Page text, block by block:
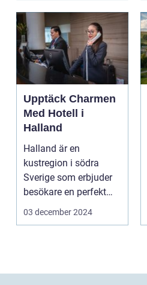
Upptäck Charmen
Med Hotell i
Halland
Halland är en
kustregion i södra
Sverige som erbjuder
besökare en perfekt
blandning a...
03 december 2024